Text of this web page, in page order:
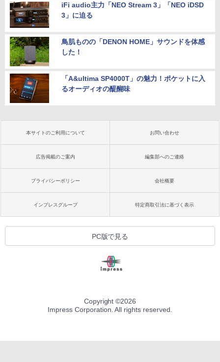
iFi audio主力「NEO Stream 3」「NEO iDSD
3」に迫る
鳥肌ものの「DENON HOME」サウンドを体感
した！
「A&ultima SP4000T」の魅力！ポケットに入
るオーディオの醍醐味
本サイトのご利用について お問い合わせ
広告掲載のご案内 編集部へのご連絡
プライバシーポリシー 会社概要
インプレスグループ 特定商取引法に基づく表示
PC版で見る
Copyright ©2026
Impress Corporation. All rights reserved.